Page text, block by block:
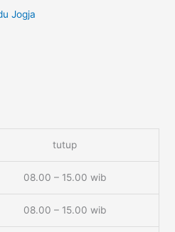
Jogja
tutup
08.00 – 15.00 wib
08.00 – 15.00 wib